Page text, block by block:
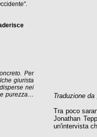
Traduzione da
Tra poco
Jonathan
un'intervista
Per
giurista
nei
purezza…